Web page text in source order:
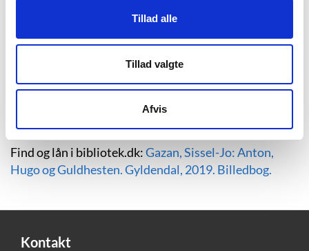
Tillad alle
Tillad valgte
Afvis
Berlin. Momondo, 2010.
Berlin. Lindhardt og Ringhof, 2015.
Find og lån i bibliotek.dk:Gazan, Sissel-Jo: Vi elsker
stadig Berlin. Politikens Forlag, 2019.
Børnebøger
Find og lån i bibliotek.dk:Gazan, Sissel-Jo: Anton,
Hugo og Guldhesten. Gyldendal, 2019. Billedbog.
Kontakt